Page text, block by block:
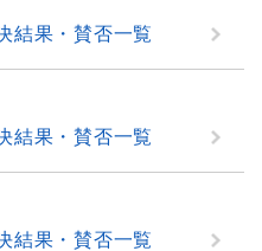
結果・賛否一覧
結果・賛否一覧
結果・賛否一覧